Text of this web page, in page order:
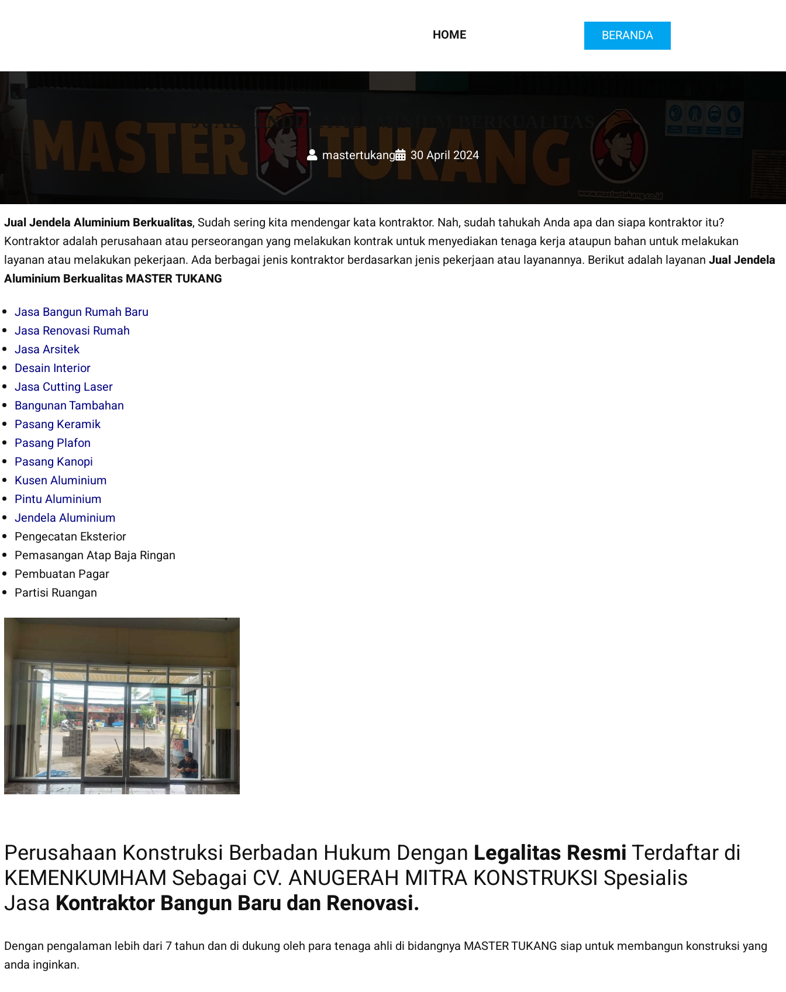
HOME BERANDA
JUAL JENDELA ALUMINIUM BERKUALITAS
mastertukang 30 April 2024
Jual Jendela Aluminium Berkualitas, Sudah sering kita mendengar kata kontraktor. Nah, sudah tahukah Anda apa dan siapa kontraktor itu?
Kontraktor adalah perusahaan atau perseorangan yang melakukan kontrak untuk menyediakan tenaga kerja ataupun bahan untuk melakukan
layanan atau melakukan pekerjaan. Ada berbagai jenis kontraktor berdasarkan jenis pekerjaan atau layanannya. Berikut adalah layananJual Jendela
Aluminium Berkualitas MASTER TUKANG
Jasa Bangun Rumah Baru
Jasa Renovasi Rumah
Jasa Arsitek
Desain Interior
Jasa Cutting Laser
Bangunan Tambahan
Pasang Keramik
Pasang Plafon
Pasang Kanopi
Kusen Aluminium
Pintu Aluminium
Jendela Aluminium
Pengecatan Eksterior
Pemasangan Atap Baja Ringan
Pembuatan Pagar
Partisi Ruangan
Perusahaan Konstruksi Berbadan Hukum Dengan Legalitas ResmiTerdaftar di
KEMENKUMHAM Sebagai CV. ANUGERAH MITRA KONSTRUKSI Spesialis
Jasa Kontraktor Bangun Baru dan Renovasi.
Dengan pengalaman lebih dari 7 tahun dan di dukung oleh para tenaga ahli di bidangnya MASTER TUKANG siap untuk membangun konstruksi yang
anda inginkan.